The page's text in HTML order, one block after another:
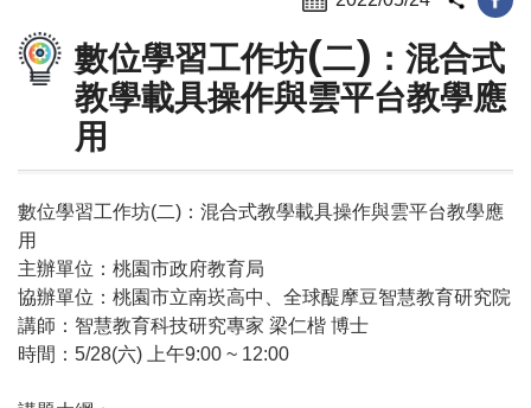
數位學習工作坊(二)：混合式
教學載具操作與雲平台教學應
用
數位學習工作坊(二)：混合式教學載具操作與雲平台教學應
用
主辦單位：桃園市政府教育局
協辦單位：桃園市立南崁高中、全球醍摩豆智慧教育研究院
講師：智慧教育科技研究專家 梁仁楷 博士
時間：5/28(六) 上午9:00 ~ 12:00